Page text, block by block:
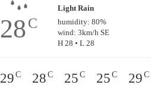
28C
Light Rain
humidity: 80%
wind: 3km/h SE
H 28 • L 28
29 C 28 C 25 C 25 C 29 C